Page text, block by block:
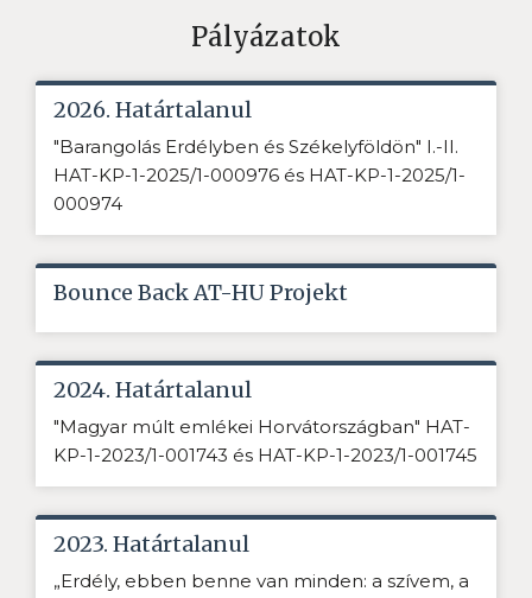
Pályázatok
2026. Határtalanul
"Barangolás Erdélyben és Székelyföldön" I.-II.
HAT-KP-1-2025/1-000976 és HAT-KP-1-2025/1-
000974
Bounce Back AT-HU Projekt
2024. Határtalanul
"Magyar múlt emlékei Horvátországban" HAT-
KP-1-2023/1-001743 és HAT-KP-1-2023/1-001745
2023. Határtalanul
„Erdély, ebben benne van minden: a szívem, a